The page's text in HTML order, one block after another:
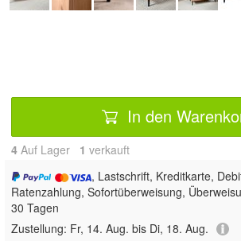
In den
4 Auf Lager 1 verkauft
, Lastschrift, Kreditkarte,
Ratenzahlung, Sofortüberweisung,
30 Tagen
Zustellung: Fr, 14. Aug. bis Di, 18. Aug.